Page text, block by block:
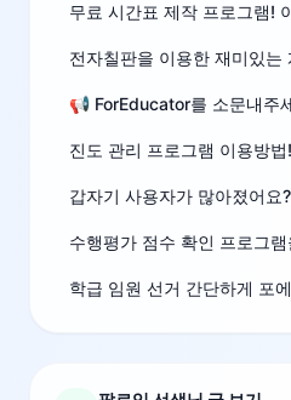
무료 시간표 제작 프로그램!
전자칠판을 이용한 재미있는
진도 관리 프로그램 이용방법
갑자기 사용자가 많아졌어요
수행평가 점수 확인 프로그